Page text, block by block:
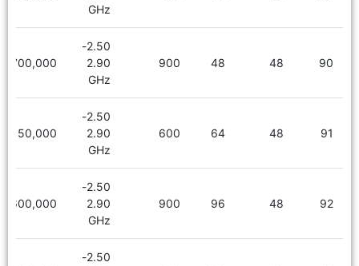
GHz
90
48
48
900
2.50-
2.90
GHz
5,700,000
91
48
64
600
2.50-
2.90
GHz
6,150,000
92
48
96
900
2.50-
2.90
GHz
6,600,000
2.50-